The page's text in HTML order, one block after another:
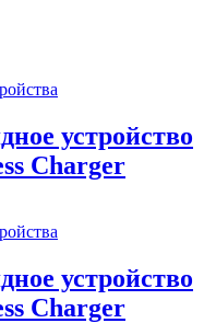
устройство
Charger
устройство
Charger